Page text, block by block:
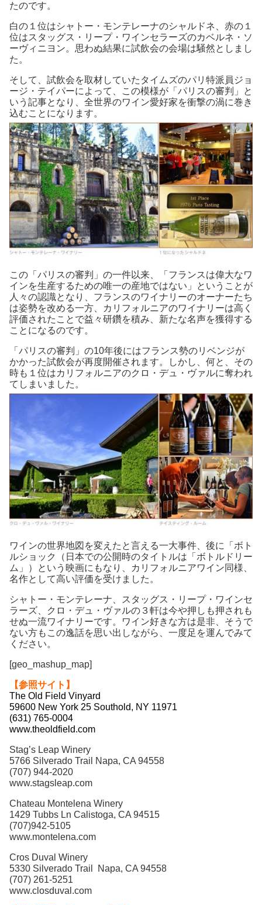
たのです。
白の１位はシャトー・モンテレーナのシャルドネ、赤の１
位はスタッグス・リープ・ワインセラーズのカベルネ・ソ
ーヴィニヨン。思わぬ結果に試飲会の会場は騒然としまし
た。
そして、試飲会を取材していたタイムズのパリ特派員ジョ
ージ・テイパーによって、この模様が「パリスの審判」と
いう記事となり、全世界のワイン愛好家を衝撃の渦に巻き
込むことになります。
この「パリスの審判」の一件以来、「フランスは偉大なワ
インを生産するための唯一の産地ではない」ということが
人々の認識となり、フランスのワイナリーのオーナーたち
は姿勢を改める一方、カリフォルニアのワイナリーは高く
評価されたことで益々研鑽を積み、新たな名声を獲得する
ことになるのです。
「パリスの審判」の10年後にはフランス勢のリベンジが
かかった試飲会が再度開催されます。しかし、何と、その
時も１位はカリフォルニアのクロ・デュ・ヴァルに奪われ
てしまいました。
ワインの世界地図を変えたと言える一大事件、後に「ボト
ルショック（日本での公開時のタイトルは「ボトルドリー
ム」）という映画にもなり、カリフォルニアワイン同様、
名作として高い評価を受けました。
シャトー・モンテレーナ、スタッグス・リープ・ワインセ
ラーズ、クロ・デュ・ヴァルの３軒は今や押しも押されも
せぬ一流ワイナリーです。ワイン好きな方は是非、そうで
ない方もこの逸話を思い出しながら、一度足を運んでみて
ください。
[geo_mashup_map]
【参照サイト】
The Old Field Vinyard
59600 New York 25 Southold, NY 11971
(631) 765-0004
www.theoldfield.com
Stag’s Leap Winery
5766 Silverado Trail Napa, CA 94558
(707) 944-2020
www.stagsleap.com
Chateau Montelena Winery
1429 Tubbs Ln Calistoga, CA 94515
(707)942-5105
www.montelena.com
Cros Duval Winery
5330 Silverado Trail Napa, CA 94558
(707) 261-5251
www.closduval.com